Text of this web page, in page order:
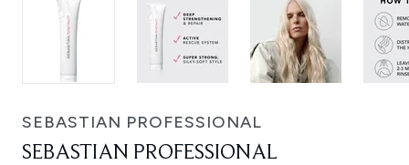
SEBASTIAN PROFESSIONAL
SEBASTIAN PROFESSIONAL